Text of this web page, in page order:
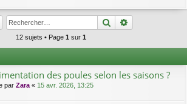
Rechercher
12 sujets • Page 1 sur 1
des poules selon les saisons ?
par Zara « 15 avr. 2026, 13:25